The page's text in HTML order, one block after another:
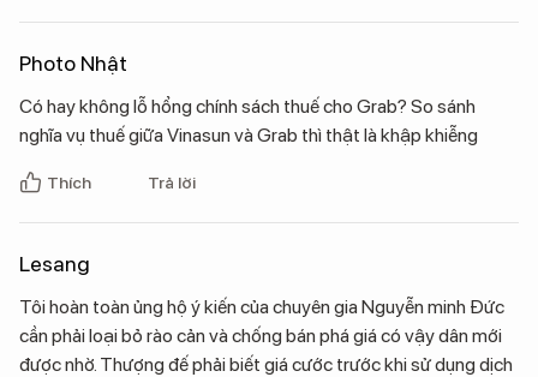
Photo Nhật
Có hay không lỗ hổng chính sách thuế cho Grab? So sánh
nghĩa vụ thuế giữa Vinasun và Grab thì thật là khập khiễng
Thích Trả lời
Lesang
Tôi hoàn toàn ủng hộ ý kiến của chuyên gia Nguyễn minh Đức
cần phải loại bỏ rào cản và chống bán phá giá có vậy dân mới
được nhờ. Thượng đế phải biết giá cước trước khi sử dụng dịch